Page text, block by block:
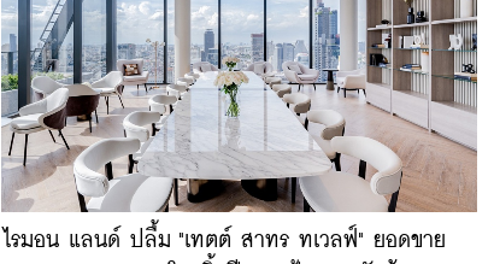
ไรมอน แลนด์ ปลื้ม "เทตต์ สาทร ทเวลฟ์" ยอดขาย